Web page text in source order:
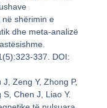
shërimin e
dhe meta-analizë
337. DOI:
Zeng Y, Zhong P,
Chen J, Liao Y.